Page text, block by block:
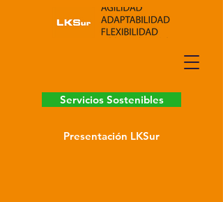
Servicios Sostenibles
Presentación LKSur